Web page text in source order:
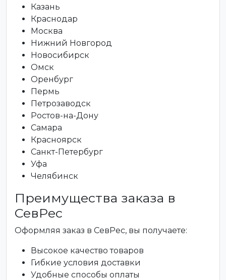
Казань
Краснодар
Москва
Нижний Новгород
Новосибирск
Омск
Оренбург
Пермь
Петрозаводск
Ростов-на-Дону
Самара
Красноярск
Санкт-Петербург
Уфа
Челябинск
Преимущества заказа в
СевРес
Оформляя заказ в СевРес, вы получаете:
Высокое качество товаров
Гибкие условия доставки
Удобные способы оплаты